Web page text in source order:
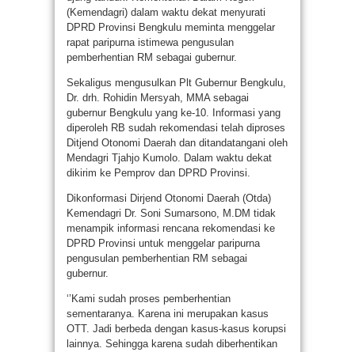
(Kemendagri) dalam waktu dekat menyurati
DPRD Provinsi Bengkulu meminta menggelar
rapat paripurna istimewa pengusulan
pemberhentian RM sebagai gubernur.
Sekaligus mengusulkan Plt Gubernur Bengkulu,
Dr. drh. Rohidin Mersyah, MMA sebagai
gubernur Bengkulu yang ke-10. Informasi yang
diperoleh RB sudah rekomendasi telah diproses
Ditjend Otonomi Daerah dan ditandatangani oleh
Mendagri Tjahjo Kumolo. Dalam waktu dekat
dikirim ke Pemprov dan DPRD Provinsi.
Dikonformasi Dirjend Otonomi Daerah (Otda)
Kemendagri Dr. Soni Sumarsono, M.DM tidak
menampik informasi rencana rekomendasi ke
DPRD Provinsi untuk menggelar paripurna
pengusulan pemberhentian RM sebagai
gubernur.
‘’Kami sudah proses pemberhentian
sementaranya. Karena ini merupakan kasus
OTT. Jadi berbeda dengan kasus-kasus korupsi
lainnya. Sehingga karena sudah diberhentikan